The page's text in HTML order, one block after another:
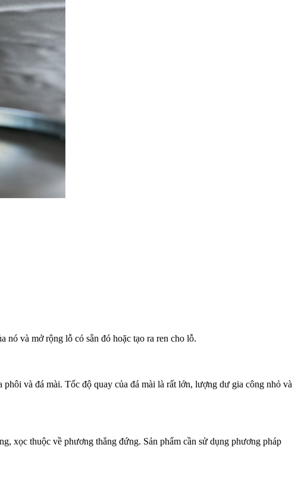
nó và mở rộng lỗ có sẵn đó hoặc tạo ra ren cho lỗ.
và đá mài. Tốc độ quay của đá mài là rất lớn, lượng dư gia công nhỏ và
xọc thuộc về phương thẳng đứng. Sản phẩm cần sử dụng phương pháp